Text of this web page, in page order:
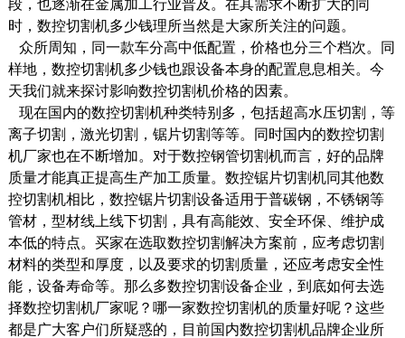
段，也逐渐在金属加工行业普及。在其需求不断扩大的同
时，数控切割机多少钱理所当然是大家所关注的问题。
众所周知，同一款车分高中低配置，价格也分三个档次。同
样地，数控切割机多少钱也跟设备本身的配置息息相关。今
天我们就来探讨影响数控切割机价格的因素。
现在国内的数控切割机种类特别多，包括超高水压切割，等
离子切割，激光切割，锯片切割等等。同时国内的数控切割
机厂家也在不断增加。对于数控钢管切割机而言，好的品牌
质量才能真正提高生产加工质量。数控锯片切割机同其他数
控切割机相比，数控锯片切割设备适用于普碳钢，不锈钢等
管材，型材线上线下切割，具有高能效、安全环保、维护成
本低的特点。买家在选取数控切割解决方案前，应考虑切割
材料的类型和厚度，以及要求的切割质量，还应考虑安全性
能，设备寿命等。那么多数控切割设备企业，到底如何去选
择数控切割机厂家呢？哪一家数控切割机的质量好呢？这些
都是广大客户们所疑惑的，目前国内数控切割机品牌企业所